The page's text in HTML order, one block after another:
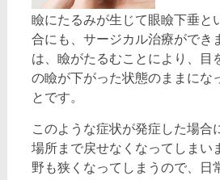
瞼にたるみが生じて眼瞼下垂と
合にも、サージカル治療ができ
は、瞼がたるむことにより、目
の瞼が下がった状態のままにな
とです。
このような症状が発症した場合
場所まで戻せなくなってしまい
野も狭くなってしまうので、日